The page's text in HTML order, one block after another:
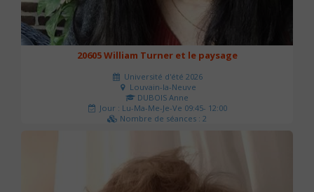
20605 William Turner et le paysage
Université d'été 2026
Louvain-la-Neuve
DUBOIS Anne
Jour : Lu-Ma-Me-Je-Ve 09:45- 12:00
Nombre de séances : 2